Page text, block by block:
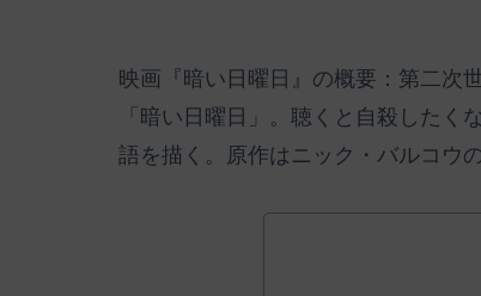
映画『暗い日曜日』の概要：第二次
「暗い日曜日」。聴くと自殺した
語を描く。原作はニック・バルコウ